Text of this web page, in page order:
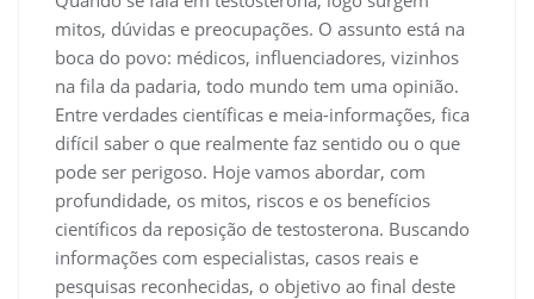
mitos, dúvidas e preocupações. O assunto está na
boca do povo: médicos, influenciadores, vizinhos
na fila da padaria, todo mundo tem uma opinião.
Entre verdades científicas e meia-informações, fica
difícil saber o que realmente faz sentido ou o que
pode ser perigoso. Hoje vamos abordar, com
profundidade, os mitos, riscos e os benefícios
científicos da reposição de testosterona. Buscando
informações com especialistas, casos reais e
pesquisas reconhecidas, o objetivo ao final deste